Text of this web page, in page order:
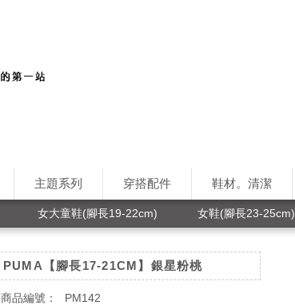
主題系列 穿搭配件 鞋材。清潔
女大童鞋(腳長19-22cm) 女鞋(腳長23-25cm)
PUMA【腳長17-21CM】銀星粉桃
商品編號： PM142